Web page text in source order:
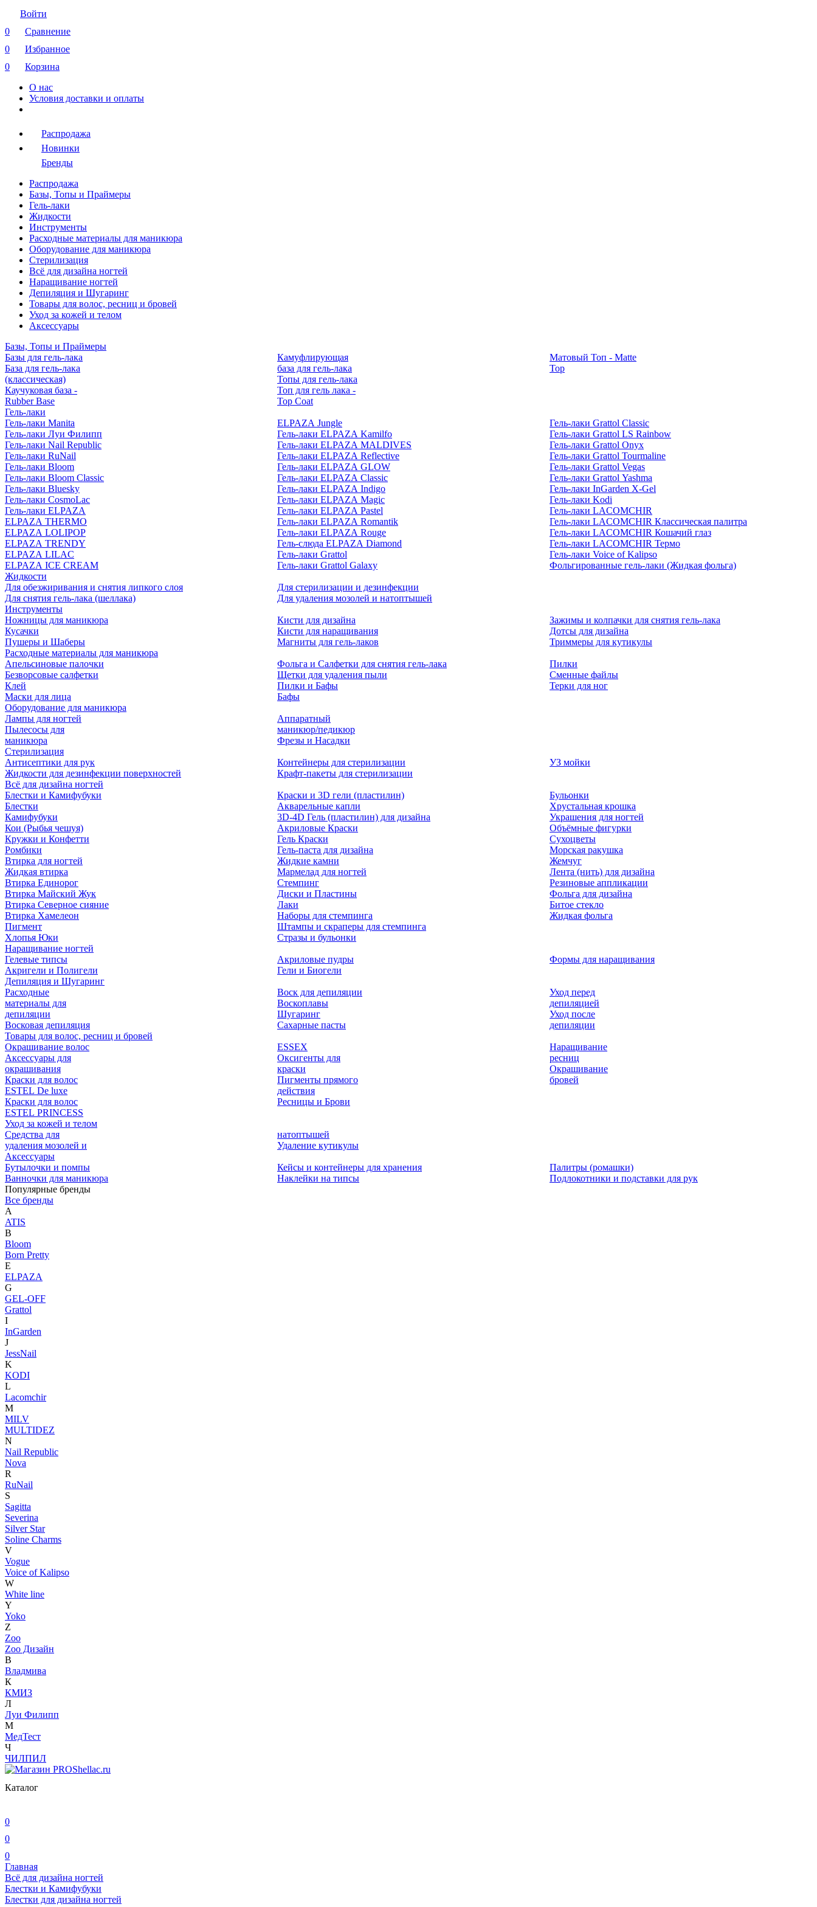
Войти
0
Сравнение
0
Избранное
0
Корзина
О нас
Условия доставки и оплаты
Распродажа
Новинки
Бренды
Распродажа
Базы, Топы и Праймеры
Гель-лаки
Жидкости
Инструменты
Расходные материалы для маникюра
Оборудование для маникюра
Стерилизация
Всё для дизайна ногтей
Наращивание ногтей
Депиляция и Шугаринг
Товары для волос, ресниц и бровей
Уход за кожей и телом
Аксессуары
Базы, Топы и Праймеры
Базы для гель-лака
База для гель-лака
(классическая)
Каучуковая база -
Rubber Base
Камуфлирующая
база для гель-лака
Топы для гель-лака
Топ для гель лака -
Top Coat
Матовый Топ - Matte
Top
Гель-лаки
Гель-лаки Manita
Гель-лаки Луи Филипп
Гель-лаки Nail Republic
Гель-лаки RuNail
Гель-лаки Bloom
Гель-лаки Bloom Classic
Гель-лаки Bluesky
Гель-лаки CosmoLac
Гель-лаки ELPAZA
ELPAZA THERMO
ELPAZA LOLIPOP
ELPAZA TRENDY
ELPAZA LILAC
ELPAZA IСE CREAM
ELPAZA Jungle
Гель-лаки ELPAZA Kamilfo
Гель-лаки ELPAZA MALDIVES
Гель-лаки ELPAZA Reflective
Гель-лаки ELPAZA GLOW
Гель-лаки ELPAZA Classic
Гель-лаки ELPAZA Indigo
Гель-лаки ELPAZA Magic
Гель-лаки ELPAZA Pastel
Гель-лаки ELPAZA Romantik
Гель-лаки ELPAZA Rouge
Гель-слюда ELPAZA Diamond
Гель-лаки Grattol
Гель-лаки Grattol Galaxy
Гель-лаки Grattol Classic
Гель-лаки Grattol LS Rainbow
Гель-лаки Grattol Onyx
Гель-лаки Grattol Tourmaline
Гель-лаки Grattol Vegas
Гель-лаки Grattol Yashma
Гель-лаки InGarden X-Gel
Гель-лаки Kodi
Гель-лаки LACOMCHIR
Гель-лаки LACOMCHIR Классическая палитра
Гель-лаки LACOMCHIR Кошачий глаз
Гель-лаки LACOMCHIR Термо
Гель-лаки Voice of Kalipso
Фольгированные гель-лаки (Жидкая фольга)
Жидкости
Для обезжиривания и снятия липкого слоя
Для снятия гель-лака (шеллака)
Для стерилизации и дезинфекции
Для удаления мозолей и натоптышей
Инструменты
Ножницы для маникюра
Кусачки
Пушеры и Шаберы
Кисти для дизайна
Кисти для наращивания
Магниты для гель-лаков
Зажимы и колпачки для снятия гель-лака
Дотсы для дизайна
Триммеры для кутикулы
Расходные материалы для маникюра
Апельсиновые палочки
Безворсовые салфетки
Клей
Маски для лица
Фольга и Салфетки для снятия гель-лака
Щетки для удаления пыли
Пилки и Бафы
Бафы
Пилки
Сменные файлы
Терки для ног
Оборудование для маникюра
Лампы для ногтей
Пылесосы для
маникюра
Аппаратный
маникюр/педикюр
Фрезы и Насадки
Стерилизация
Антисептики для рук
Жидкости для дезинфекции поверхностей
Контейнеры для стерилизации
Крафт-пакеты для стерилизации
УЗ мойки
Всё для дизайна ногтей
Блестки и Камифубуки
Блестки
Камифубуки
Кои (Рыбья чешуя)
Кружки и Конфетти
Ромбики
Втирка для ногтей
Жидкая втирка
Втирка Единорог
Втирка Майский Жук
Втирка Северное сияние
Втирка Хамелеон
Пигмент
Хлопья Юки
Краски и 3D гели (пластилин)
Акварельные капли
3D-4D Гель (пластилин) для дизайна
Акриловые Краски
Гель Краски
Гель-паста для дизайна
Жидкие камни
Мармелад для ногтей
Стемпинг
Диски и Пластины
Лаки
Наборы для стемпинга
Штампы и скраперы для стемпинга
Стразы и бульонки
Бульонки
Хрустальная крошка
Украшения для ногтей
Объёмные фигурки
Сухоцветы
Морская ракушка
Жемчуг
Лента (нить) для дизайна
Резиновые аппликации
Фольга для дизайна
Битое стекло
Жидкая фольга
Наращивание ногтей
Гелевые типсы
Акригели и Полигели
Акриловые пудры
Гели и Биогели
Формы для наращивания
Депиляция и Шугаринг
Расходные
материалы для
депиляции
Восковая депиляция
Воск для депиляции
Воскоплавы
Шугаринг
Сахарные пасты
Уход перед
депиляцией
Уход после
депиляции
Товары для волос, ресниц и бровей
Окрашивание волос
Аксессуары для
окрашивания
Краски для волос
ESTEL De luxe
Краски для волос
ESTEL PRINCESS
ESSEX
Оксигенты для
краски
Пигменты прямого
действия
Ресницы и Брови
Наращивание
ресниц
Окрашивание
бровей
Уход за кожей и телом
Средства для
удаления мозолей и
натоптышей
Удаление кутикулы
Аксессуары
Бутылочки и помпы
Ванночки для маникюра
Кейсы и контейнеры для хранения
Наклейки на типсы
Палитры (ромашки)
Подлокотники и подставки для рук
Популярные бренды
Все бренды
A
ATIS
B
Bloom
Born Pretty
E
ELPAZA
G
GEL-OFF
Grattol
I
InGarden
J
JessNail
K
KODI
L
Lacomchir
M
MILV
MULTIDEZ
N
Nail Republic
Nova
R
RuNail
S
Sagitta
Severina
Silver Star
Soline Charms
V
Vogue
Voice of Kalipso
W
White line
Y
Yoko
Z
Zoo
Zoo Дизайн
В
Владмива
К
КМИЗ
Л
Луи Филипп
М
МедТест
Ч
ЧИЛПИЛ
Каталог
0
0
0
Главная
Всё для дизайна ногтей
Блестки и Камифубуки
Блестки для дизайна ногтей